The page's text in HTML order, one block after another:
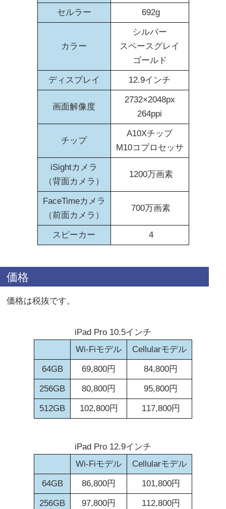
セルラー 692g
カラー
シルバー
スペースグレイ
ゴールド
ディスプレイ 12.9インチ
画面解像度
2732×2048px
264ppi
チップ
A10Xチップ
M10コプロセッサ
iSightカメラ
（背面カメラ）
1200万画素
FaceTimeカメラ
（前面カメラ）
700万画素
スピーカー 4
価格
価格は税抜です。
iPad Pro 10.5インチ
Wi-Fiモデル
Cellularモデル
64GB 69,800円 84,800円
256GB 80,800円 95,800円
512GB 102,800円 117,800円
iPad Pro 12.9インチ
Wi-Fiモデル
Cellularモデル
64GB 86,800円 101,800円
256GB 97,800円 112,800円